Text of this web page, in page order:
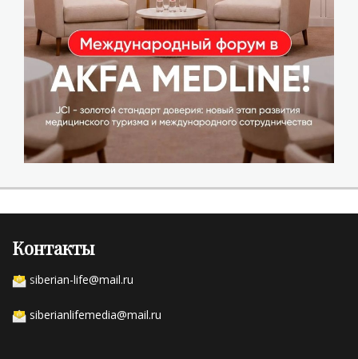
Контакты
siberian-life@mail.ru
siberianlifemedia@mail.ru